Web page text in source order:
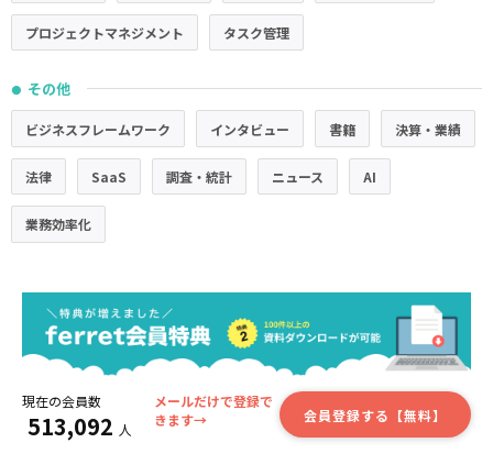
プロジェクトマネジメント タスク管理
● その他
ビジネスフレームワーク インタビュー 書籍 決算・業績
法律 SaaS 調査・統計 ニュース AI
業務効率化
現在の会員数
513,092 人
メールだけで登録で
きます→
会員登録する【無料】